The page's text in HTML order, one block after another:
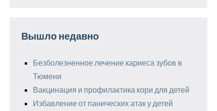
Вышло недавно
Безболезненное лечение кариеса зубов в
Тюмени
Вакцинация и профилактика кори для детей
Избавление от панических атак у детей